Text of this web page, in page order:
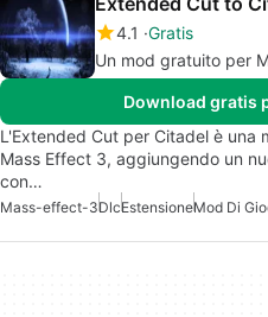
4.1 Gratis
Un mod gratuito per
Download gratis
L'Extended Cut per Citadel è una
Mass Effect 3, aggiungendo un
con…
Mass-effect-3DlcEstensioneMod Di